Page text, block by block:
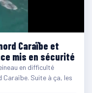
Caraïbe et
mis en sécurité
en difficulté
Suite à ça, les